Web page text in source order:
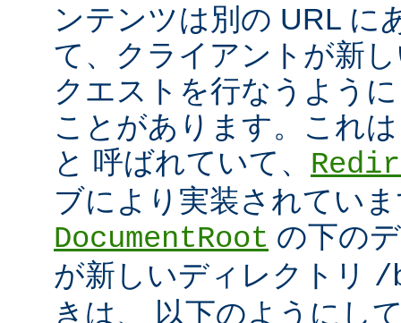
ンテンツは別の URL に
て、クライアントが新
クエストを行なうよう
ことがあります。これは
と 呼ばれていて、
ブにより実装されてい
DocumentRoot の下の
が新しいディレクトリ /
きは、 以下のようにし